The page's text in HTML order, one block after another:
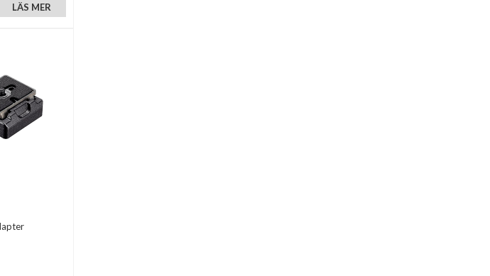
LÄS MER